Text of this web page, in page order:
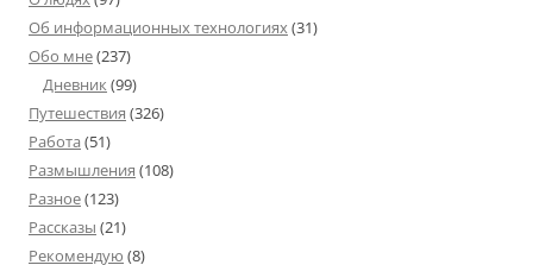
Об информационных технологиях (31)
Обо мне(237)
Дневник (99)
Путешествия (326)
Работа (51)
Размышления (108)
Разное(123)
Рассказы (21)
Рекомендую (8)